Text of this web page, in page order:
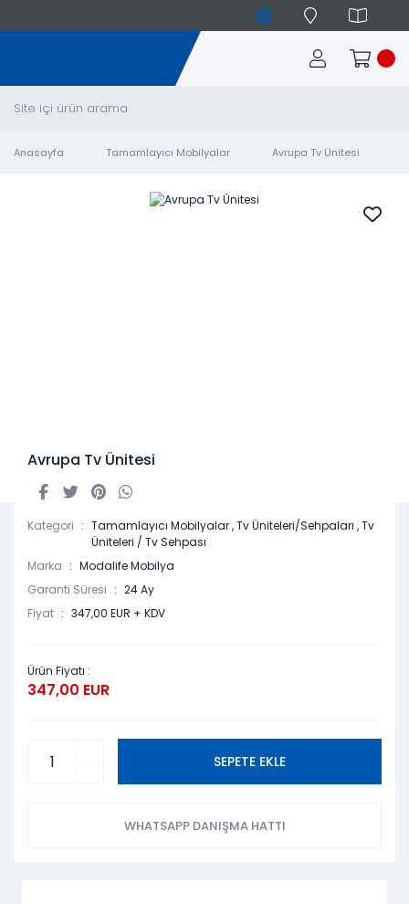
Anasayfa Tamamlayıcı Mobilyalar Avrupa Tv Ünitesi
Avrupa Tv Ünitesi
Kategori Tamamlayıcı Mobilyalar,Tv Üniteleri/Sehpaları ,Tv
Üniteleri / Tv Sehpası
Marka
Modalife Mobilya
Garanti Süresi
24 Ay
Fiyat
347,00 EUR + KDV
Ürün Fiyatı :
347,00 EUR
SEPETE EKLE
WHATSAPP DANIŞMA HATTI